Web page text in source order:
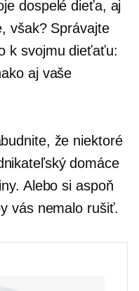
dospelé dieťa, aj
však? Správajte
k svojmu dieťaťu:
aj vaše
že niektoré
domáce
Alebo si aspoň
vás nemalo rušiť.